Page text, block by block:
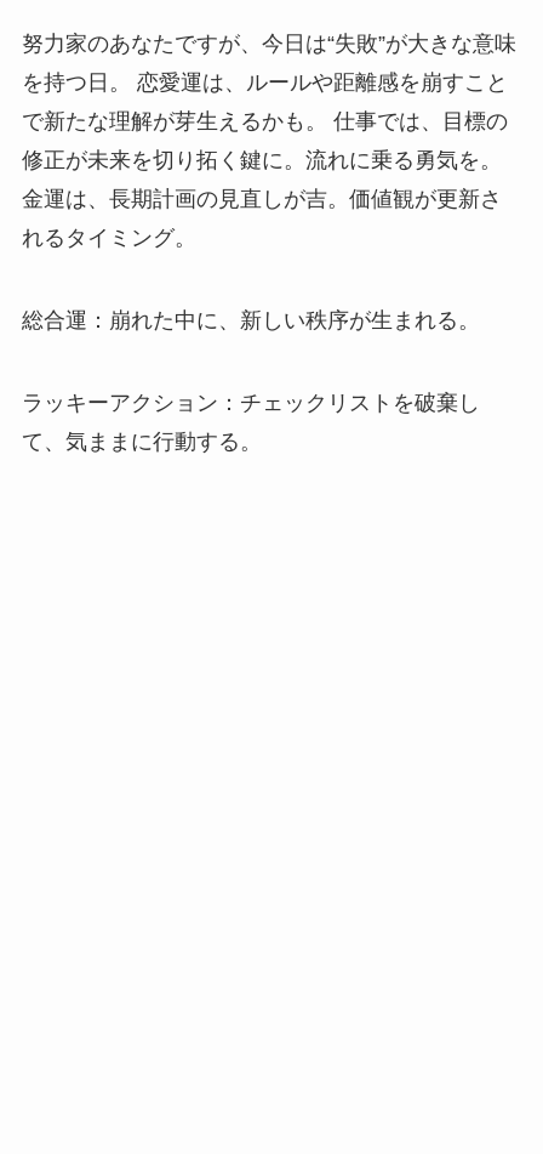
努力家のあなたですが、今日は“失敗”が大きな意味
を持つ日。 恋愛運は、ルールや距離感を崩すこと
で新たな理解が芽生えるかも。 仕事では、目標の
修正が未来を切り拓く鍵に。流れに乗る勇気を。
金運は、長期計画の見直しが吉。価値観が更新さ
れるタイミング。
総合運：崩れた中に、新しい秩序が生まれる。
ラッキーアクション：チェックリストを破棄し
て、気ままに行動する。